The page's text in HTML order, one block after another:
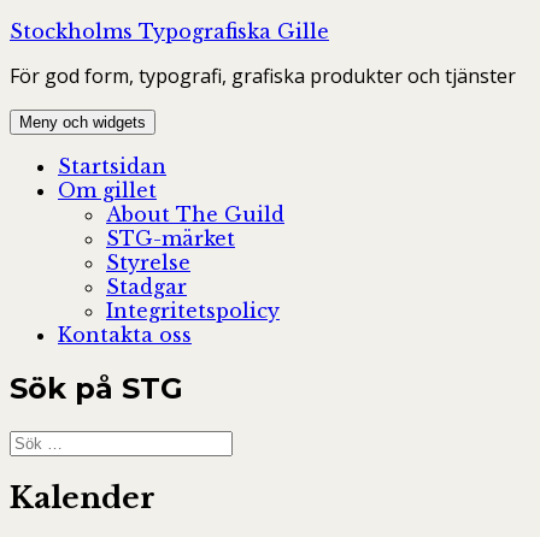
Hoppa
innehåll
Stockholms Typografiska Gille
För god form, typografi, grafiska produkter och tjänster
Meny och widgets
Startsidan
Om gillet
About The Guild
STG-märket
Styrelse
Stadgar
Integritetspolicy
Kontakta oss
Sök på STG
Sök
efter:
Kalender